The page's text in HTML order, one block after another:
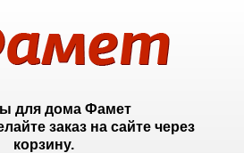
для дома Фамет
заказ на сайте через
корзину.